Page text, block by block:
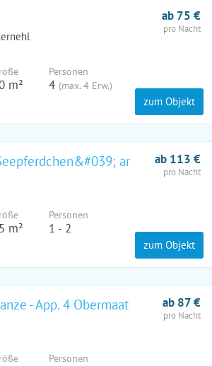
m²
Personen
4 (max. 4 Erw.)
ab 75 €
pro Nacht
zum Objekt
am SchilfMeerhof
m²
Personen
1 - 2
ab 113 €
pro Nacht
zum Objekt
- App. 4 Obermaat
Personen
ab 87 €
pro Nacht